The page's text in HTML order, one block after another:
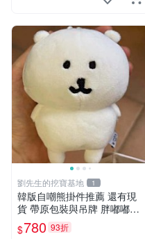
劉先生的挖寶基地 1
韓版自嘲熊掛件推薦 還有現
貨 帶原包裝與吊牌 胖嘟嘟超
可愛 毛絨手感佳 小熊掛件 自
嘲抱枕 小熊抱枕
$780 93折